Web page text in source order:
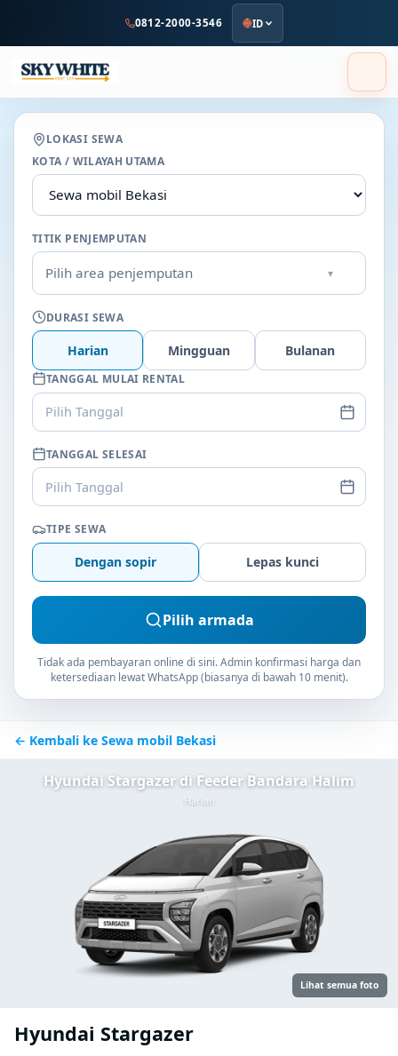
utama
0812-2000-3546 ID
LOKASI SEWA
KOTA / WILAYAH UTAMA
TITIK PENJEMPUTAN
Pilih area penjemputan ▾
DURASI SEWA
Harian Mingguan Bulanan
TANGGAL MULAI RENTAL
Pilih Tanggal
TANGGAL SELESAI
Pilih Tanggal
TIPE SEWA
Dengan sopir Lepas kunci
Pilih armada
Tidak ada pembayaran online di sini. Admin konfirmasi harga dan
ketersediaan lewat WhatsApp (biasanya di bawah 10 menit).
← Kembali ke Sewa mobil Bekasi
Hyundai Stargazer di Feeder Bandara Halim
Harian
Lihat semua foto
Hyundai Stargazer